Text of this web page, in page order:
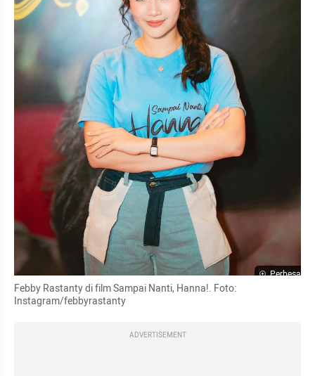
Perbesar
Febby Rastanty di film Sampai Nanti, Hanna!. Foto:
Instagram/febbyrastanty
ADVERTISEMENT